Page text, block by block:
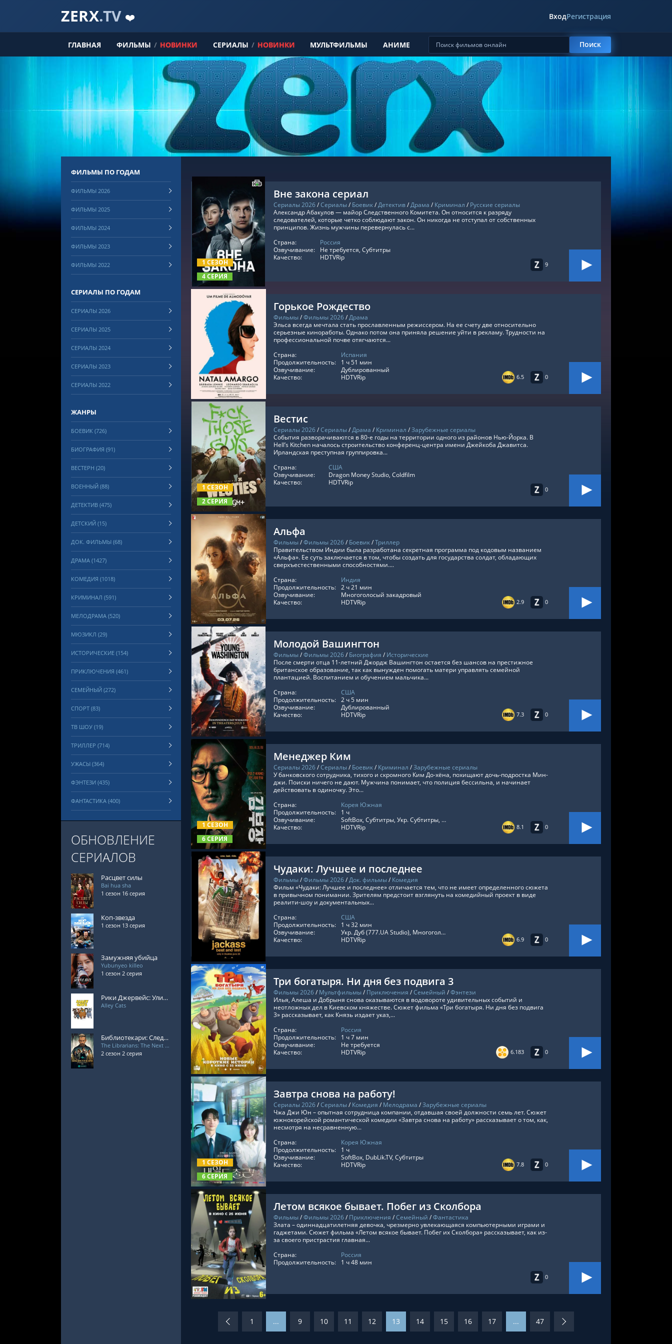
ZERX.TV ❤️ ВходРегистрация
ГЛАВНАЯ ФИЛЬМЫ / НОВИНКИ СЕРИАЛЫ / НОВИНКИ МУЛЬТФИЛЬМЫ АНИМЕ Поиск
1 СЕЗОН
4 СЕРИЯ
СМОТРЕТЬ ОНЛАЙН
Вне закона сериал
Сериалы 2026/Сериалы/ Боевик/Детектив/Драма / Криминал / Русские сериалы
9
Александр Абакулов — майор Следственного Комитета. Он относится к разряду
следователей, которые четко соблюдают закон. Он никогда не отступал от собственных
принципов. Жизнь мужчины перевернулась с...
Страна:
Россия
Озвучивание:
Не требуется, Субтитры
Качество:
HDTVRip
СМОТРЕТЬ ОНЛАЙН
Горькое Рождество
Фильмы/Фильмы 2026/Драма
6.5 0
Эльса всегда мечтала стать прославленным режиссером. На ее счету две относительно
серьезные киноработы. Однако потом она приняла решение уйти в рекламу. Трудности на
профессиональной почве отягчаются...
Страна:
Испания
Продолжительность:
1 ч 51 мин
Озвучивание:
Дублированный
Качество:
HDTVRip
1 СЕЗОН
2 СЕРИЯ
СМОТРЕТЬ ОНЛАЙН
Вестис
Сериалы 2026/Сериалы/Драма / Криминал /Зарубежные сериалы
0
События разворачиваются в 80-е годы на территории одного из районов Нью-Йорка. В
Hell’s Kitchen началось строительство конференц-центра имени Джейкоба Джавитса.
Ирландская преступная группировка...
Страна:
США
Озвучивание:
Dragon Money Studio, Coldfilm
Качество:
HDTVRip
СМОТРЕТЬ ОНЛАЙН
Альфа
Фильмы/Фильмы 2026/ Боевик/Триллер
2.9 0
Правительством Индии была разработана секретная программа под кодовым названием
«Альфа». Ее суть заключается в том, чтобы создать для государства солдат, обладающих
сверхъестественными способностями....
Страна:
Индия
Продолжительность: 2 ч 21 мин
Озвучивание:
Многоголосый закадровый
Качество:
HDTVRip
СМОТРЕТЬ ОНЛАЙН
Молодой Вашингтон
Фильмы/Фильмы 2026/ Биография / Исторические
7.3 0
После смерти отца 11-летний Джордж Вашингтон остается без шансов на престижное
британское образование, так как вынужден помогать матери управлять семейной
плантацией. Воспитанием и обучением мальчика...
Страна:
США
Продолжительность: 2 ч 5 мин
Озвучивание:
Дублированный
Качество:
HDTVRip
1 СЕЗОН
6 СЕРИЯ
СМОТРЕТЬ ОНЛАЙН
Менеджер Ким
Сериалы 2026/Сериалы/ Боевик/ Криминал /Зарубежные сериалы
8.1 0
У банковского сотрудника, тихого и скромного Ким До-хёна, похищают дочь-подростка Мин-
джи. Поиски ничего не дают. Мужчина понимает, что полиция бессильна, и начинает
действовать в одиночку. Это...
Страна:
Корея Южная
Продолжительность:
1 ч
Озвучивание:
SoftBox, Субтитры, Укр. Субтитры, DubLik.TV, Light Breeze, LE-Vitation, AniMaunt
Качество:
HDTVRip
СМОТРЕТЬ ОНЛАЙН
Чудаки: Лучшее и последнее
Фильмы/Фильмы 2026/Док. фильмы/ Комедия
6.9 0
Фильм «Чудаки: Лучшее и последнее» отличается тем, что не имеет определенного сюжета
в привычном понимании. Зрителям предстоит взглянуть на комедийный проект в виде
реалити-шоу и документальных...
Страна:
США
Продолжительность:
1 ч 32 мин
Озвучивание:
Укр. Дуб (777.UA Studio), Многоголосый закадровый
Качество:
HDTVRip
СМОТРЕТЬ ОНЛАЙН
Три богатыря. Ни дня без подвига 3
Фильмы 2026/ Мультфильмы/ Приключения /Семейный /Фэнтези
6.183 0
Илья, Алеша и Добрыня снова оказываются в водовороте удивительных событий и
неотложных дел в Киевском княжестве. Сюжет фильма «Три богатыря. Ни дня без подвига
3» рассказывает, как Князь издает указ,...
Страна:
Россия
Продолжительность:
1 ч 7 мин
Озвучивание:
Не требуется
Качество:
HDTVRip
1 СЕЗОН
6 СЕРИЯ
СМОТРЕТЬ ОНЛАЙН
Завтра снова на работу!
Сериалы 2026/Сериалы/ Комедия / Мелодрама /Зарубежные сериалы
7.8 0
Чжа Джи Юн – опытная сотрудница компании, отдавшая своей должности семь лет. Сюжет
южнокорейской романтической комедии «Завтра снова на работу» рассказывает о том, как,
несмотря на несравненную...
Страна:
Корея Южная
Продолжительность:
1 ч
Озвучивание:
SoftBox, DubLik.TV, Субтитры
Качество:
HDTVRip
СМОТРЕТЬ ОНЛАЙН
Летом всякое бывает. Побег из Сколбора
Фильмы/Фильмы 2026/ Приключения /Семейный /Фантастика
0
Злата – одиннадцатилетняя девочка, чрезмерно увлекающаяся компьютерными играми и
гаджетами. Сюжет фильма «Летом всякое бывает. Побег их Сколбора» рассказывает, как из-
за своего пристрастия главная...
Страна:
Россия
Продолжительность:
1 ч 48 мин
1 ... 9 10 11 12 13 14 15 16 17 ... 47
ФИЛЬМЫ ПО ГОДАМ
ФИЛЬМЫ 2026
ФИЛЬМЫ 2025
ФИЛЬМЫ 2024
ФИЛЬМЫ 2023
ФИЛЬМЫ 2022
СЕРИАЛЫ ПО ГОДАМ
СЕРИАЛЫ 2026
СЕРИАЛЫ 2025
СЕРИАЛЫ 2024
СЕРИАЛЫ 2023
СЕРИАЛЫ 2022
ЖАНРЫ
БОЕВИК (726)
БИОГРАФИЯ (91)
ВЕСТЕРН (20)
ВОЕННЫЙ (88)
ДЕТЕКТИВ (475)
ДЕТСКИЙ (15)
ДОК. ФИЛЬМЫ (68)
ДРАМА (1427)
КОМЕДИЯ (1018)
КРИМИНАЛ (591)
МЕЛОДРАМА (520)
МЮЗИКЛ (29)
ИСТОРИЧЕСКИЕ (154)
ПРИКЛЮЧЕНИЯ (461)
СЕМЕЙНЫЙ (272)
СПОРТ (83)
ТВ ШОУ (19)
ТРИЛЛЕР (714)
УЖАСЫ (364)
ФЭНТЕЗИ (435)
ФАНТАСТИКА (400)
ОБНОВЛЕНИЕ
СЕРИАЛОВ
Расцвет силы
Bai hua sha
1 сезон 16 серия
Коп-звезда
1 сезон 13 серия
Замужняя убийца
Yubunyeo killeo
1 сезон 2 серия
Рики Джервейс: Уличные коты
Alley Cats
Библиотекари: Следующая глава 2 сезон
The Librarians: The Next Chapter
2 сезон 2 серия